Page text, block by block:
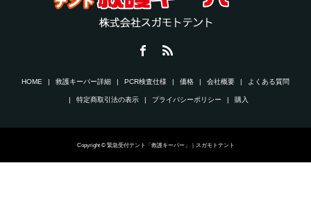
HOME 救護キーパー詳細 PCR検査仕様 価格 会社概要 よくある質問
特定商取引法の表示 プライバシーポリシー 購入
Copyright © 緊急受付テント「救護キーパー」｜スガモトテント